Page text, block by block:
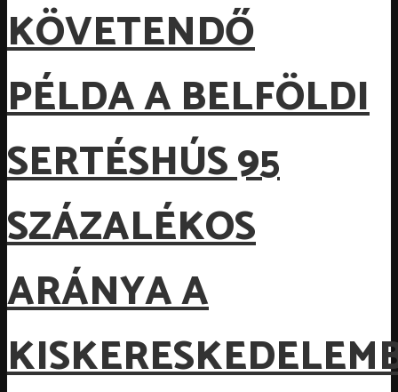
KÖVETENDŐ
PÉLDA A BELFÖLDI
SERTÉSHÚS 95
SZÁZALÉKOS
ARÁNYA A